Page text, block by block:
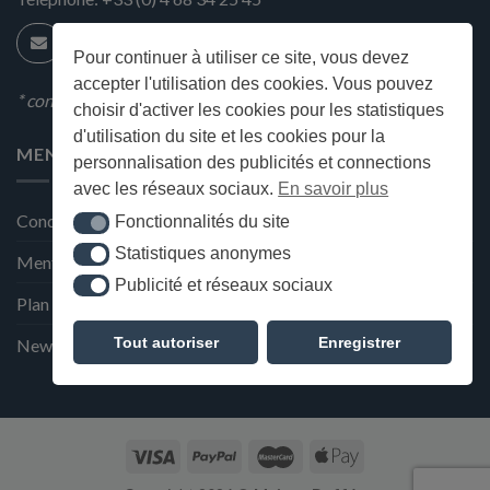
Pour continuer à utiliser ce site, vous devez
accepter l'utilisation des cookies. Vous pouvez
choisir d'activer les cookies pour les statistiques
d'utilisation du site et les cookies pour la
personnalisation des publicités et connections
avec les réseaux sociaux. En savoir plus
Fonctionnalités du site
Fonctionnalités du site
Statistiques anonymes
Statistiques anonymes
Publicité et réseaux sociaux
Publicité et réseaux sociaux
Tout autoriser Enregistrer
* condition en magasin
MENU
Conditions générales de ventes
Mentions Légales et Politique de confidentialité
Plan du site
Newsletter de la Maison Deffès